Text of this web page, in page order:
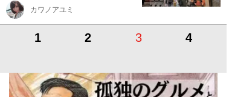
カワノアユミ
1 2 3 4